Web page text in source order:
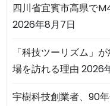
四川省宜賓市高県で
2026年8月7日
「科技ツーリズム」
場を訪れる理由 2026
宇樹科技創業者、90